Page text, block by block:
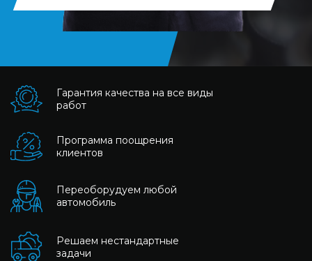
Гарантия качества на все виды
работ
Программа поощрения
клиентов
Переоборудуем любой
автомобиль
Решаем нестандартные
задачи